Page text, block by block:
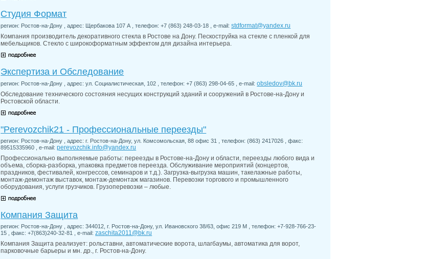
Студия Формат
регион: Ростов-на-Дону , адрес: Щербакова 107 А , телефон: +7 (863) 248-03-18 , e-mail:stdformat@yandex.ru
Компания производитель декоративного стекла в Ростове на Дону. Пескоструйка на стекле с пленкой для
мебельщиков. Стекло с широкоформатным эффектом для дизайна интерьера.
Экспертиза и Обследование
регион: Ростов-на-Дону , адрес: ул. Социалистическая, 102 , телефон: +7 (863) 298-04-65 , e-mail:obsledov@bk.ru
Обследование технического состояния несущих конструкций зданий и сооружений в Ростове-на-Дону и
Ростовской области.
"Perevozchik21 - Профессиональные переезды"
регион: Ростов-на-Дону , адрес: г. Ростов-на-Дону, ул. Комсомольская, 88 офис 31 , телефон: (863) 2417026 , факс:
89515335960 , e-mail:perevozchik.info@yandex.ru
Профессионально выполняемые работы: переезды в Ростове-на-Дону и области, переезды любого вида и
объема, сборка-разборка, упаковка предметов переезда. Обслуживание мероприятий (концертов,
праздников, фестивалей, конгрессов, семинаров и т.д.). Загрузка-выгрузка машин, такелажные работы,
монтаж-демонтаж выставок, монтаж-демонтаж магазинов. Перевозки торгового и промышленного
оборудования, услуги грузчиков. Грузоперевозки – любые.
Компания Защита
регион: Ростов-на-Дону , адрес: 344012, г. Ростов-на-Дону, ул. Ивановского 38/63, офис 219 М , телефон: +7-928-766-23-
15 , факс: +7(863)240-32-81 , e-mail:zaschita2011@bk.ru
Компания Защита реализует: рольставни, автоматические ворота, шлагбаумы, автоматика для ворот,
парковочные барьеры и мн. др., г. Ростов-на-Дону.